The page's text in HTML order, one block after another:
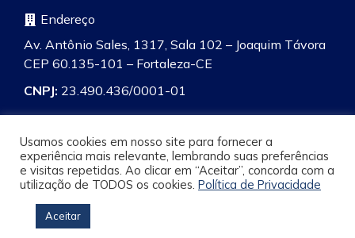
Endereço
Av. Antônio Sales, 1317, Sala 102 – Joaquim Távora
CEP 60.135-101 – Fortaleza-CE
CNPJ: 23.490.436/0001-01
Pesquisa
Usamos cookies em nosso site para fornecer a
experiência mais relevante, lembrando suas preferências
e visitas repetidas. Ao clicar em “Aceitar”, concorda com a
utilização de TODOS os cookies. Política de Privacidade
Aceitar